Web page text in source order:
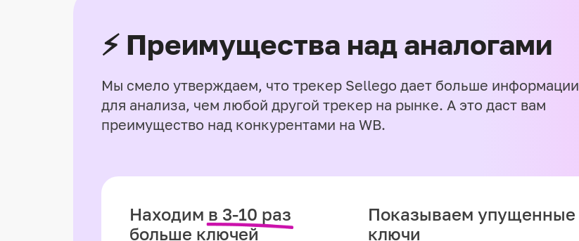
⚡ Преимущества над аналогами
Мы смело утверждаем, что трекер Sellego дает больше информации
для анализа, чем любой другой трекер на рынке. А это даст вам
преимущество над конкурентами на WB.
Находим в 3-10 раз
больше ключей
Показываем упущенные
ключи